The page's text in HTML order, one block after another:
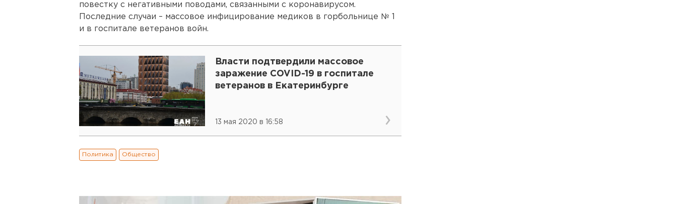
повестку с негативными поводами, связанными с коронавирусом.
Последние случаи – массовое инфицирование медиков в горбольнице № 1
и в госпитале ветеранов войн.
Власти подтвердили массовое
заражение COVID-19 в госпитале
ветеранов в Екатеринбурге
13 мая 2020 в 16:58
Политика Общество